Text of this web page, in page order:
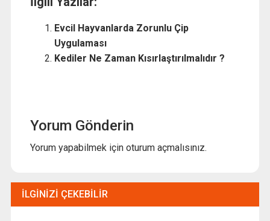
Evcil Hayvanlarda Zorunlu Çip
Uygulaması
Kediler Ne Zaman Kısırlaştırılmalıdır ?
Yorum Gönderin
Yorum yapabilmek için oturum açmalısınız.
İLGINIZI ÇEKEBILIR